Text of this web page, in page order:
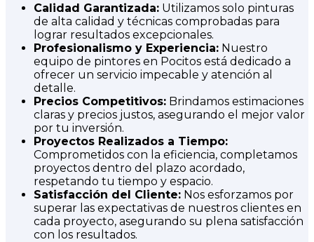
Calidad Garantizada: Utilizamos solo pinturas
de alta calidad y técnicas comprobadas para
lograr resultados excepcionales.
Profesionalismo y Experiencia: Nuestro
equipo de pintores en Pocitos está dedicado a
ofrecer un servicio impecable y atención al
detalle.
Precios Competitivos: Brindamos estimaciones
claras y precios justos, asegurando el mejor valor
por tu inversión.
Proyectos Realizados a Tiempo:
Comprometidos con la eficiencia, completamos
proyectos dentro del plazo acordado,
respetando tu tiempo y espacio.
Satisfacción del Cliente: Nos esforzamos por
superar las expectativas de nuestros clientes en
cada proyecto, asegurando su plena satisfacción
con los resultados.